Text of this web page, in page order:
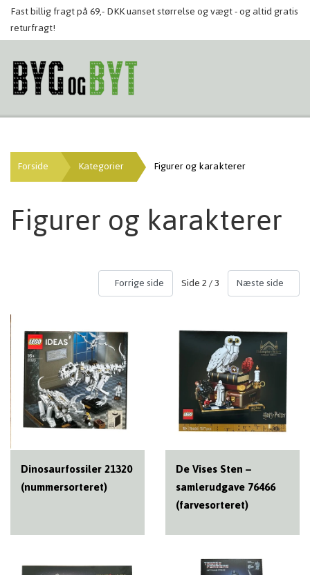
Fast billig fragt på 69,- DKK uanset størrelse og vægt - og altid gratis
returfragt!
Forside Kategorier Figurer og karakterer
Figurer og karakterer
Forrige side Side 2 / 3 Næste side
Dinosaurfossiler 21320
(nummersorteret)
De Vises Sten –
samlerudgave 76466
(farvesorteret)